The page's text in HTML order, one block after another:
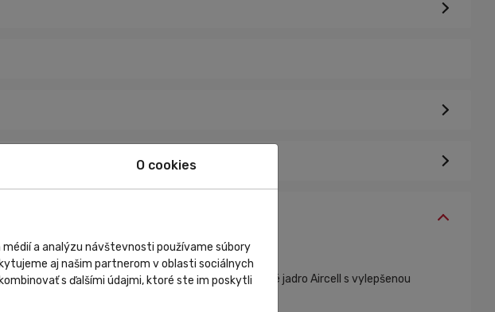
aj v pretekoch Svetového pohára. Nízkoprofilové jadro Aircell s vylepšenou
skvele vo väčšine snehových podmienok.
O cookies
a analýzu návštevnosti používame súbory
aj našim partnerom v oblasti sociálnych
s ďalšími údajmi, ktoré ste im poskytli